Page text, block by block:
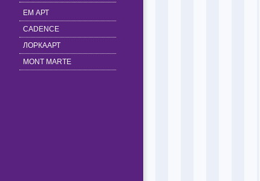
ЕМ АРТ
CADENCE
ЛОРКААРТ
MONT MARTE